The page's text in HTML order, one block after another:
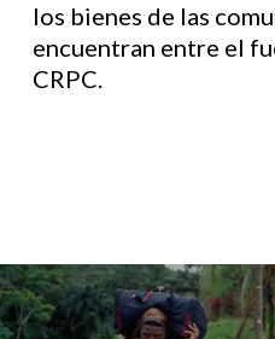
los bienes de las
encuentran entre el
CRPC.